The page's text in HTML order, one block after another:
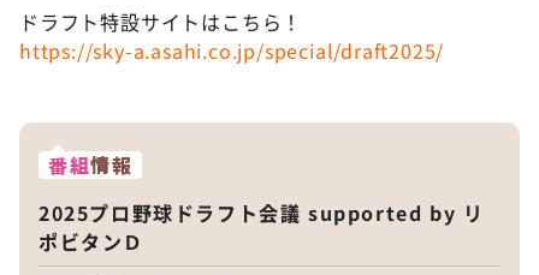
ドラフト特設サイトはこちら！
https://sky-a.asahi.co.jp/special/draft2025/
番組情報
2025プロ野球ドラフト会議 supported by リ
ポビタンＤ